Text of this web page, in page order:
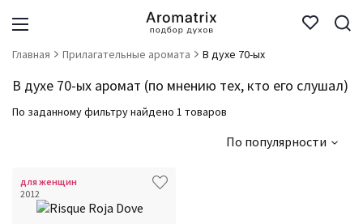
Главная Прилагательные аромата В духе 70-ых
В духе 70-ых аромат (по мнению тех, кто его слушал)
По заданному фильтру найдено 1 товаров
По популярности
для женщин
2012